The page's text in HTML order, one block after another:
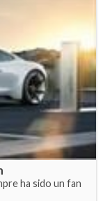
ha sido un fan